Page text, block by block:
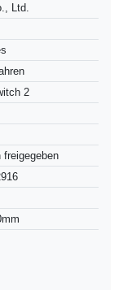
Ltd.
2
freigegeben